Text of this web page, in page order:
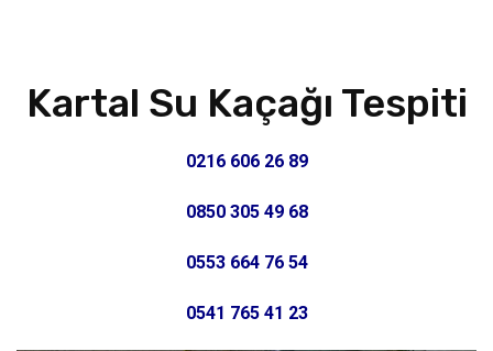
Kartal Su Kaçağı Tespiti
0216 606 26 89
0850 305 49 68
0553 664 76 54
0541 765 41 23